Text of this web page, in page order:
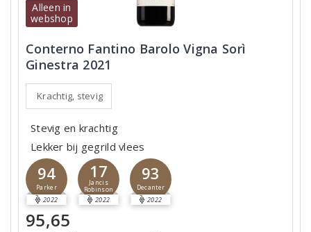
Alleen in
webshop
Conterno Fantino Barolo Vigna Sorì
Ginestra 2021
Krachtig, stevig
Stevig en krachtig
Lekker bij gegrild vlees
94
Parker
2022
17
Jancis
Robinson
2022
93
Decanter
2022
95,65